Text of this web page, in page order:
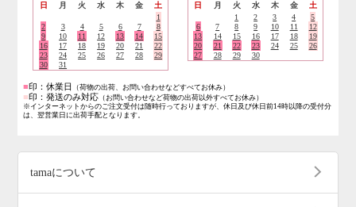
日 月 火 水 木 金
土
1
2
3 4 5 6 7
8
9
10 11 12 13 14
15
16
17 18 19 20 21
22
23
24 25 26 27 28
29
30
31
日 月 火 水 木 金
土
1
2 3 4
5
6
7 8 9 10 11
12
13
14 15 16 17 18
19
20
21 22 23 24 25
26
27
28 29 30
■印：休業日 （荷物の出荷、お問い合わせなどすべてお休み）
■印：発送のみ対応 （お問い合わせなど荷物の出荷以外すべてお休み）
※インターネットからのご注文受付は随時行っておりますが、休日及び休日前14時以降の受付分
は、翌営業日に出荷手配となります。
tamaについて